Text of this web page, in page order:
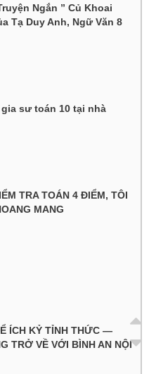
Ngắn ” Củ Khoai
Tạ Duy Anh, Ngữ Văn 8
sư toán 10 tại nhà
TRA TOÁN 4 ĐIỂM, TÔI
MANG
ÍCH KỶ TỈNH THỨC —
TRỞ VỀ VỚI BÌNH AN NỘI